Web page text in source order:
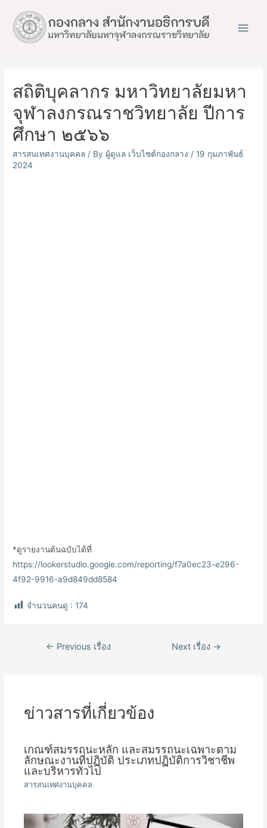
สถิติบุคลากร มหาวิทยาลัยมหา
จุฬาลงกรณราชวิทยาลัย ปีการ
ศึกษา ๒๕๖๖
สารสนเทศงานบุคคล / By ผู้ดูแล เว็บไซต์กองกลาง /19 กุมภาพันธ์
2024
*ดูรายงานต้นฉบับได้ที่
https://lookerstudio.google.com/reporting/f7a0ec23-e296-
4f92-9916-a9d849dd8584
จำนวนคนดู : 174
← Previous เรื่อง Next เรื่อง →
ข่าวสารที่เกี่ยวข้อง
เกณฑ์สมรรถนะหลัก และสมรรถนะเฉพาะตาม
ลักษณะงานที่ปฏิบัติ ประเภทปฏิบัติการวิชาชีพ
และบริหารทั่วไป
สารสนเทศงานบุคคล